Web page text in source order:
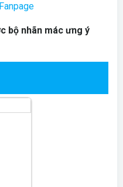
Fanpage
bộ nhãn mác ưng ý